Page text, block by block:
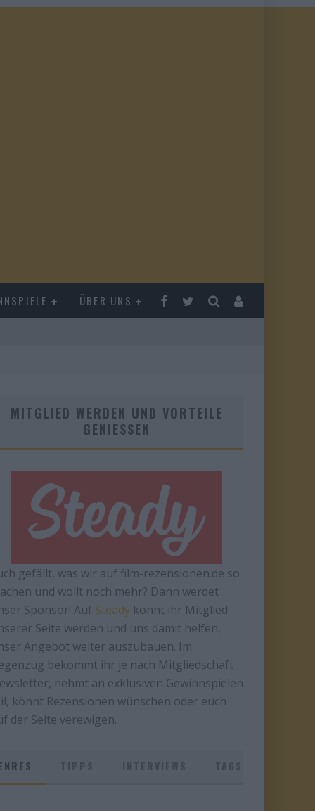
ÜBER UNS
MITGLIED WERDEN UND VORTEILE
GENIESSEN
gefällt, was wir auf film-rezensionen.de so
und wollt noch mehr? Dann werdet
Sponsor! Auf Steady könnt ihr Mitglied
Seite werden und uns damit helfen,
Angebot weiter auszubauen. Im
bekommt ihr je nach Mitgliedschaft
nehmt an exklusiven Gewinnspielen
könnt Rezensionen wünschen oder euch
der Seite verewigen.